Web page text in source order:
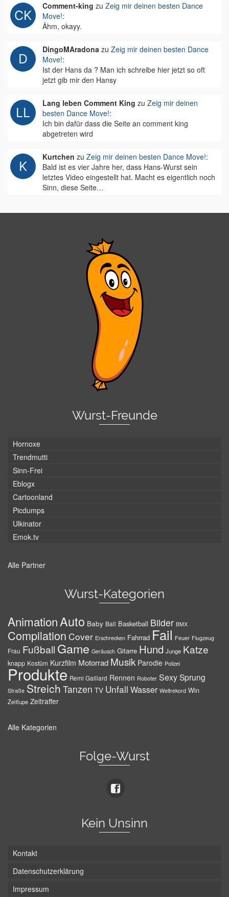
Comment-king zu Zeig mir deinen besten Dance
Move!:
Ähm, okayy.
DingoMAradona zu Zeig mir deinen besten Dance
Move!:
Ist der Hans da ? Man ich schreibe hier jetzt so oft
jetzt gib mir den Hansy
Lang leben Comment King zu Zeig mir deinen
besten Dance Move!:
Ich bin dafür dass die Seite an comment king
abgetreten wird
Kurtchen zu Zeig mir deinen besten Dance Move!:
Bald ist es vier Jahre her, dass Hans-Wurst sein
letztes Video eingestellt hat. Macht es eigentlich noch
Sinn, diese Seite…
Wurst-Freunde
Hornoxe
Trendmutti
Sinn-Frei
Eblogx
Cartoonland
Picdumps
Ulkinator
Emok.tv
Alle Partner
Wurst-Kategorien
AnimationAuto Baby Ball Basketball Bilder BMX
Compilation Cover Erschrecken Fahrrad Fail Feuer Flugzeug
Frau Fußball Game Geräusch Gitarre Hund Junge Katze
knapp Kostüm Kurzfilm Motorrad Musik Parodie Polizei
Produkte Remi Gaillard Rennen Roboter SexySprung
Straße Streich Tanzen TV Unfall Wasser Weltrekord Win
Zeitlupe Zeitraffer
Alle Kategorien
Folge-Wurst
Kein Unsinn
Kontakt
Datenschutzerklärung
Impressum